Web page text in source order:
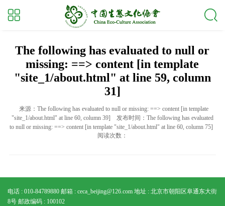
The following has evaluated to null or
missing: ==> content [in template
"site_1/about.html" at line 59, column
31]
来源：The following has evaluated to null or missing: ==> content [in template
"site_1/about.html" at line 60, column 39]
发布时间：The following has evaluated
to null or missing: ==> content [in template "site_1/about.html" at line 60, column 75]
阅读次数：
电话 : 010-84789880 邮箱 : ceca_beijing@126.com 地址 : 北京市朝阳区阜通东大街
8号 邮政编码 : 100102